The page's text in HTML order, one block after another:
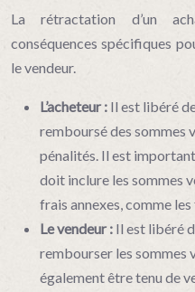
La rétractation d’un
conséquences spécifiques
le vendeur.
L’acheteur : Il est libéré
remboursé des sommes
pénalités. Il est
doit inclure les sommes
frais annexes, comme
Le vendeur : Il est libéré
rembourser les sommes
également être tenu de